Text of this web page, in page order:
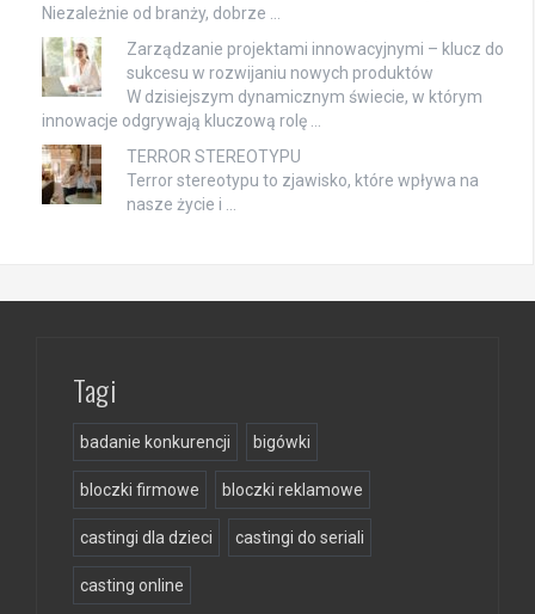
Niezależnie od branży, dobrze …
Zarządzanie projektami innowacyjnymi – klucz do
sukcesu w rozwijaniu nowych produktów
W dzisiejszym dynamicznym świecie, w którym
innowacje odgrywają kluczową rolę …
TERROR STEREOTYPU
Terror stereotypu to zjawisko, które wpływa na
nasze życie i …
Tagi
badanie konkurencji bigówki
bloczki firmowe bloczki reklamowe
castingi dla dzieci castingi do seriali
casting online